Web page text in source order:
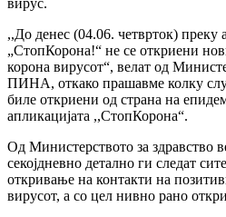
,,До денес (04.06. четврток) преку
„СтопКорона!“ не се откриени
корона вирусот“, велат од
ПИНА, откако прашавме колку
биле откриени од страна на
апликацијата ,,СтопКорона“.
Од Министерството за здравство
секојдневно детално ги следат
откривање на контакти на
вирусот, а со цел нивно рано